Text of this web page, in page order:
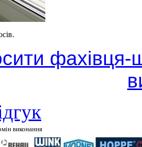
фахівця-
виконання
| Ролокасет 5 днів, | Жалюзі 4 дні, |